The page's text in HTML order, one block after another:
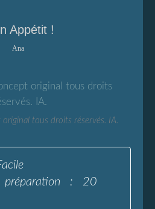
Appétit !
Ana
tous droits réservés. IA.
préparation : 20